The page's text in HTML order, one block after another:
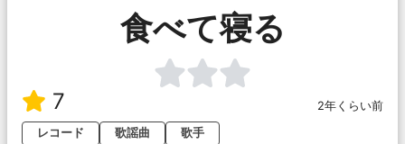
食べて寝る
7
2年くらい前
レコード
歌謡曲 歌手